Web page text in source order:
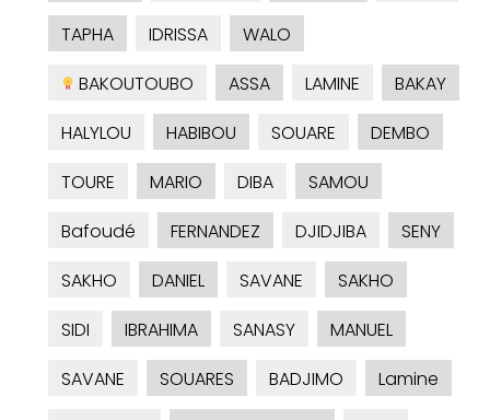
TAPHA
IDRISSA
WALO
BAKOUTOUBO
ASSA LAMINE
BAKAY
HALYLOU
HABIBOU SOUARE
DEMBO
TOURE
MARIO DIBA
SAMOU
Bafoudé
FERNANDEZ DJIDJIBA
SENY
SAKHO
DANIEL SAVANE
SAKHO
SIDI
IBRAHIMA SANASY
MANUEL
SAVANE
SOUARES BADJIMO
Lamine